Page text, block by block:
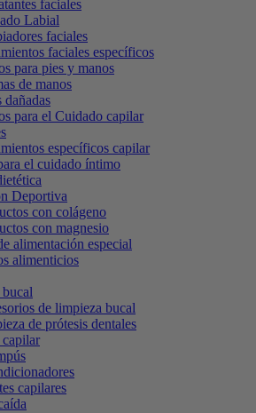
faciales
Labial
faciales
faciales específicos
para pies y manos
de manos
dañadas
para el Cuidado capilar
específicos capilar
el cuidado íntimo
Deportiva
con colágeno
con magnesio
alimentación especial
alimenticios
de limpieza bucal
de prótesis dentales
capilares